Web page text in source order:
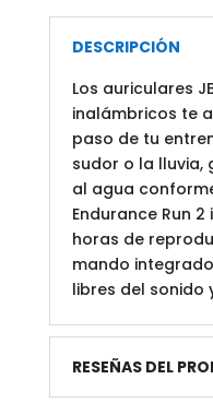
DESCRIPCIÓN
Los auriculares
inalámbricos te
paso de tu
sudor o la lluvia,
al agua
Endurance Run
horas de
mando
libres del sonido
RESEÑAS DEL